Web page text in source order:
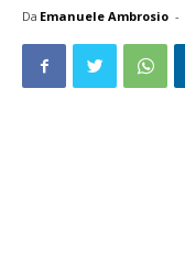
Da Emanuele Ambrosio -